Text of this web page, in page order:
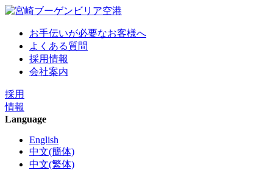
お手伝いが必要なお客様へ
よくある質問
採用情報
会社案内
採用
情報
Language
English
中文(簡体)
中文(繁体)